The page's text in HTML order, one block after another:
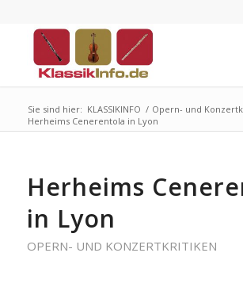
Sie sind hier: KLASSIKINFO / Opern- und
Herheims Cenerentola in Lyon
Herheims
in Lyon
OPERN- UND KONZERTKRITIKEN